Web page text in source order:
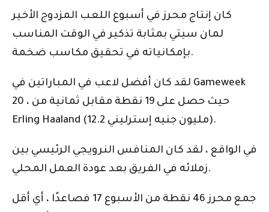
كان إنتاج محرز في أسبوع اللعب المزدوج الأخير
لمان سيتي بمثابة تذكير في الوقت المناسب
بإمكانياته في تحقيق مكاسب ضخمة.
لقد كان أفضل لاعب في المباراتين في Gameweek
20 ، حيث حصل على 19 نقطة مقابل ثمانية من
Erling Haaland (12.2 مليون جنيه إسترليني).
في الواقع ، لقد كان المنافس النرويجي الرئيسي بين
زملائه في الفريق بعد عودة العمل المحلي.
جمع محرز 46 نقطة من الأسبوع 17 فصاعدًا ، أي أقل